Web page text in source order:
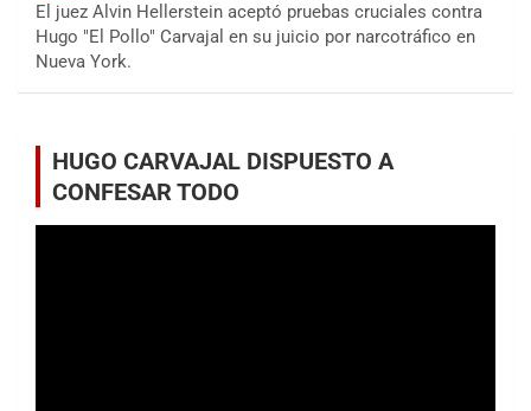
El juez Alvin Hellerstein aceptó pruebas cruciales contra
Hugo "El Pollo" Carvajal en su juicio por narcotráfico en
Nueva York.
HUGO CARVAJAL DISPUESTO A
CONFESAR TODO